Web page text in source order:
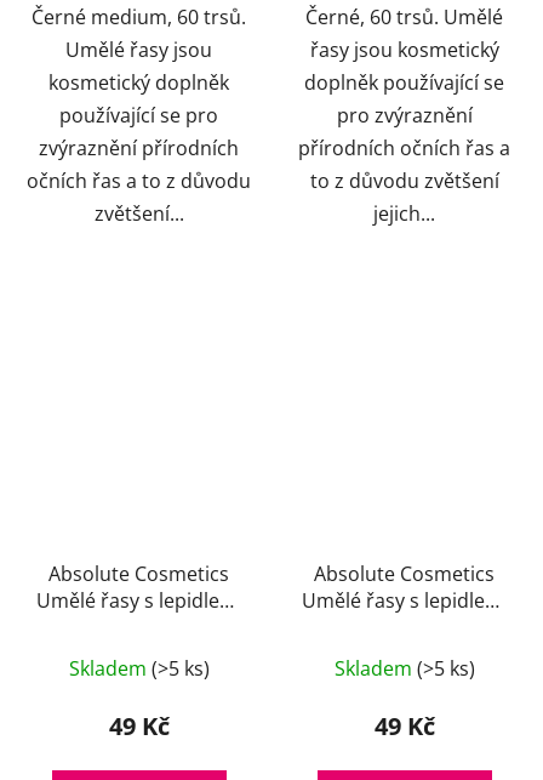
Černé medium, 60 trsů.
Umělé řasy jsou
kosmetický doplněk
používající se pro
zvýraznění přírodních
očních řas a to z důvodu
zvětšení...
Černé, 60 trsů. Umělé
řasy jsou kosmetický
doplněk používající se
pro zvýraznění
přírodních očních řas a
to z důvodu zvětšení
jejich...
Absolute Cosmetics
Umělé řasy s lepidlem,
Skladem (>5 ks)
49 Kč
Absolute Cosmetics
Umělé řasy s lepidlem,
Skladem (>5 ks)
49 Kč